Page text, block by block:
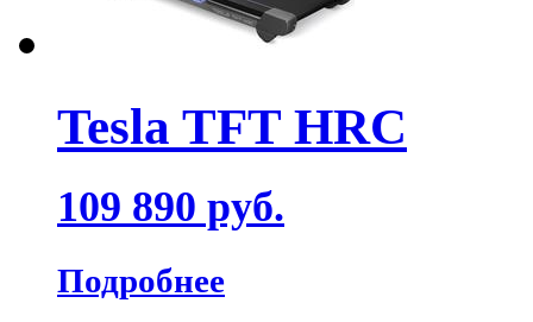
Tesla TFT HRC
109 890 руб.
Подробнее